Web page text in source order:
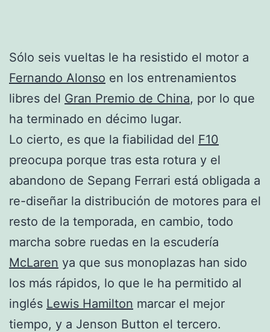
Sólo seis vueltas le ha resistido el motor a
Fernando Alonso en los entrenamientos
libres del Gran Premio de China, por lo que
ha terminado en décimo lugar.
Lo cierto, es que la fiabilidad del F10
preocupa porque tras esta rotura y el
abandono de Sepang Ferrari está obligada a
re-diseñar la distribución de motores para el
resto de la temporada, en cambio, todo
marcha sobre ruedas en la escudería
McLaren ya que sus monoplazas han sido
los más rápidos, lo que le ha permitido al
inglés Lewis Hamilton marcar el mejor
tiempo, y a Jenson Button el tercero.